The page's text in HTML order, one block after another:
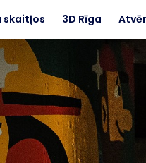
skaitļos 3D Rīga